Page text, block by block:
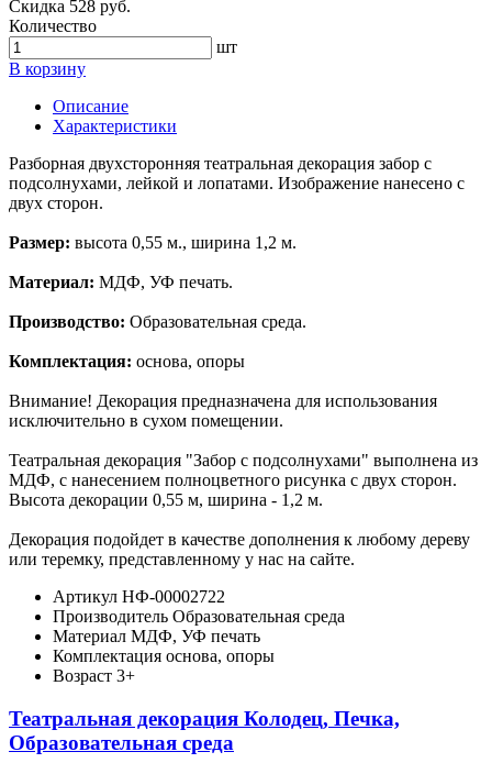
Скидка 528 руб.
Количество
шт
В корзину
Описание
Характеристики
Разборная двухсторонняя театральная декорация забор с
подсолнухами, лейкой и лопатами. Изображение нанесено с
двух сторон.
Размер: высота 0,55 м., ширина 1,2 м.
Материал: МДФ, УФ печать.
Производство: Образовательная среда.
Комплектация: основа, опоры
Внимание! Декорация предназначена для использования
исключительно в сухом помещении.
Театральная декорация "Забор с подсолнухами" выполнена из
МДФ, с нанесением полноцветного рисунка с двух сторон.
Высота декорации 0,55 м, ширина - 1,2 м.
Декорация подойдет в качестве дополнения к любому дереву
или теремку, представленному у нас на сайте.
Артикул НФ-00002722
Производитель Образовательная среда
Материал МДФ, УФ печать
Комплектация основа, опоры
Возраст 3+
Театральная декорация Колодец, Печка,
Образовательная среда